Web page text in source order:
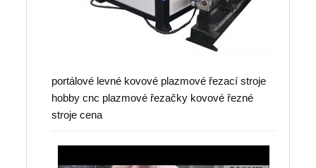
portálové levné kovové plazmové řezací stroje
hobby cnc plazmové řezačky kovové řezné
stroje cena